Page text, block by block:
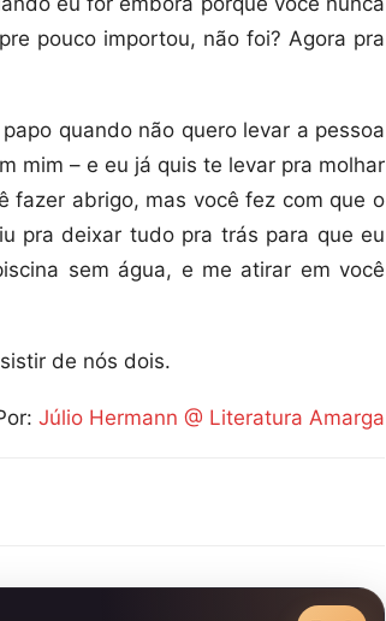
pouco importou, não foi? Agora pra
quando não quero levar a pessoa
mim – e eu já quis te levar pra molhar
fazer abrigo, mas você fez com que o
pra deixar tudo pra trás para que eu
sem água, e me atirar em você
de nós dois.
Júlio Hermann @ Literatura Amarga